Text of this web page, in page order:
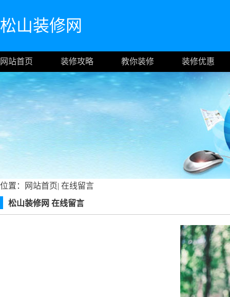
松山装修网
网站首页 装修攻略 教你装修 装修优惠
位置： 网站首页| 在线留言
松山装修网 在线留言